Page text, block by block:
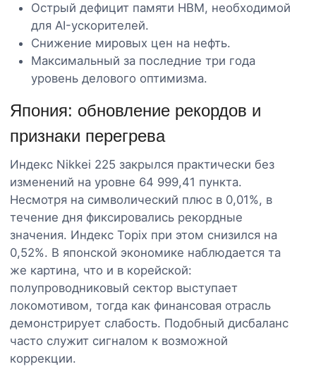
Острый дефицит памяти HBM, необходимой
для AI-ускорителей.
Снижение мировых цен на нефть.
Максимальный за последние три года
уровень делового оптимизма.
Япония: обновление рекордов и
признаки перегрева
Индекс Nikkei 225 закрылся практически без
изменений на уровне 64 999,41 пункта.
Несмотря на символический плюс в 0,01%, в
течение дня фиксировались рекордные
значения. Индекс Topix при этом снизился на
0,52%. В японской экономике наблюдается та
же картина, что и в корейской:
полупроводниковый сектор выступает
локомотивом, тогда как финансовая отрасль
демонстрирует слабость. Подобный дисбаланс
часто служит сигналом к возможной
коррекции.